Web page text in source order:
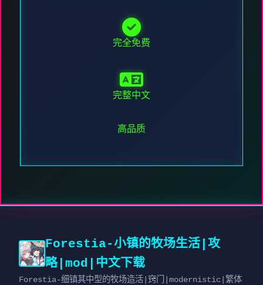
完全免费
完整中文
高品质
Forestia-小镇的牧场生活|攻
略|mod|中文下载
Forestia-细镇其中型的牧场造活|窍门|modernistic|繁体